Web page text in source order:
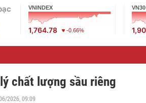
VNINDEX
1,764.78 -0.66%
VN30
chất lượng sầu riêng
2026, 09:09